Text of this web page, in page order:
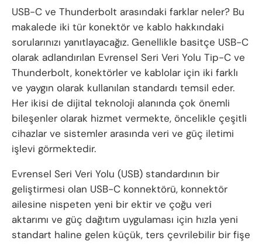
USB-C ve Thunderbolt arasındaki farklar neler? Bu
makalede iki tür konektör ve kablo hakkındaki
sorularınızı yanıtlayacağız. Genellikle basitçe USB-C
olarak adlandırılan Evrensel Seri Veri Yolu Tip-C ve
Thunderbolt, konektörler ve kablolar için iki farklı
ve yaygın olarak kullanılan standardı temsil eder.
Her ikisi de dijital teknoloji alanında çok önemli
bileşenler olarak hizmet vermekte, öncelikle çeşitli
cihazlar ve sistemler arasında veri ve güç iletimi
işlevi görmektedir.
Evrensel Seri Veri Yolu (USB) standardının bir
geliştirmesi olan USB-C konnektörü, konnektör
ailesine nispeten yeni bir ektir ve çoğu veri
aktarımı ve güç dağıtım uygulaması için hızla yeni
standart haline gelen küçük, ters çevrilebilir bir fişe